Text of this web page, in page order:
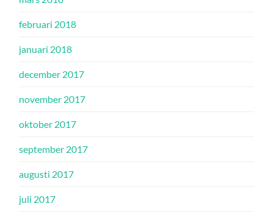
februari 2018
januari 2018
december 2017
november 2017
oktober 2017
september 2017
augusti 2017
juli 2017